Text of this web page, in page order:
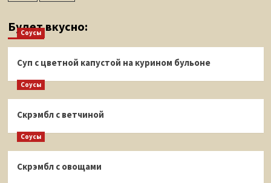
Будет вкусно:
Соусы
Суп с цветной капустой на курином бульоне
Соусы
Скрэмбл с ветчиной
Соусы
Скрэмбл с овощами